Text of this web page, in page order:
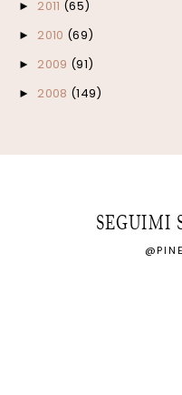
► 2011 (65)
► 2010 (69)
► 2009 (91)
► 2008 (149)
SEGUIMI